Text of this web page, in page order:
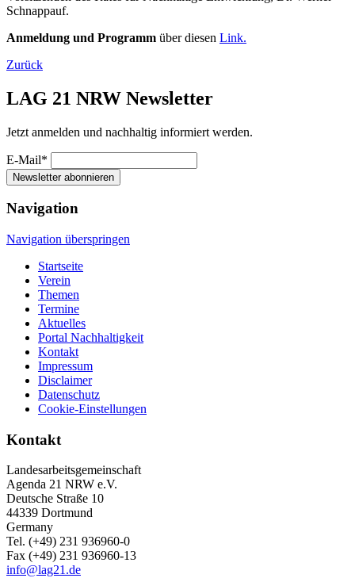
Schnappauf.
Anmeldung und Programm über diesen Link.
Zurück
LAG 21 NRW Newsletter
Jetzt anmelden und nachhaltig informiert werden.
E-Mail*
Newsletter abonnieren
Navigation
Navigation überspringen
Startseite
Verein
Themen
Termine
Aktuelles
Portal Nachhaltigkeit
Kontakt
Impressum
Disclaimer
Datenschutz
Cookie-Einstellungen
Kontakt
Landesarbeitsgemeinschaft
Agenda 21 NRW e.V.
Deutsche Straße 10
44339 Dortmund
Germany
Tel. (+49) 231 936960-0
Fax (+49) 231 936960-13
info@lag21.de